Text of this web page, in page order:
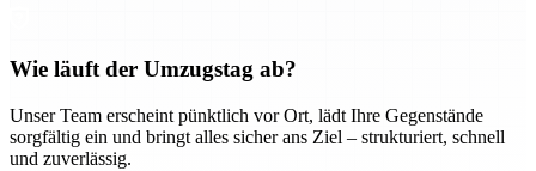
Wie läuft der Umzugstag ab?
Unser Team erscheint pünktlich vor Ort, lädt Ihre Gegenstände
sorgfältig ein und bringt alles sicher ans Ziel – strukturiert, schnell
und zuverlässig.